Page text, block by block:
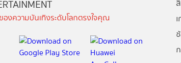
งความบันเทิงระดับโลกตรงใจคุณ